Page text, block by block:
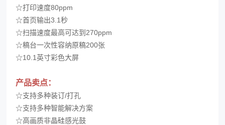
☆打印速度80ppm
☆首页输出3.1秒
☆扫描速度最高可达到270ppm
☆稿台一次性容纳原稿200张
☆10.1英寸彩色大屏
产品卖点：
☆支持多种装订/打孔
☆支持多种智能解决方案
☆高画质非晶硅感光鼓